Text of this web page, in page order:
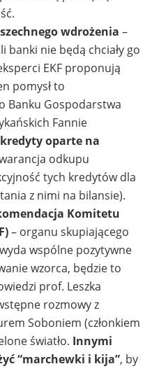
wdrożenia –
banki nie będą chciały go
EKF proponują
pomysł to
Banku Gospodarstwa
Fannie
oparte na
odkupu
tych kredytów dla
z nimi na bilansie).
Komitetu
– organu skupiającego
wyda wspólne pozytywne
wzorca, będzie to
prof. Leszka
rozmowy z
Soboniem (członkiem
światło. Innymi
“marchewki i kija”, by